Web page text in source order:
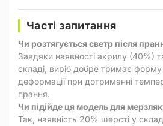
Часті запитання
Чи розтягується светр після
Завдяки наявності акрилу (40%)
складі, виріб добре тримає форму
деформації при дотриманні
прання.
Чи підійде ця модель для
Так, наявність 20% шерсті у